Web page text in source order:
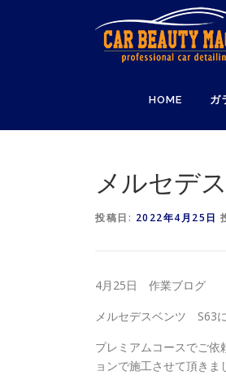
HOME ガ
メルセデ
投稿日: 2022年4月25日
4月25日 作業ブログ
メルセデスベンツ S63
プレミアムコースでご
ョンで施工させて頂きま